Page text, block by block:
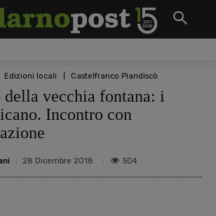
Edizioni locali Castelfranco Piandiscò
vecchia fontana: i
Incontro con
28 Dicembre 2018 504